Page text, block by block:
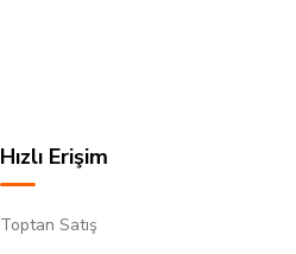
Hızlı Erişim
Toptan Satış